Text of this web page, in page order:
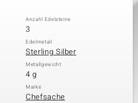
Anzahl Edelsteine
3
Edelmetall
Sterling Silber
Metallgewicht
4 g
Marke
Chefsache